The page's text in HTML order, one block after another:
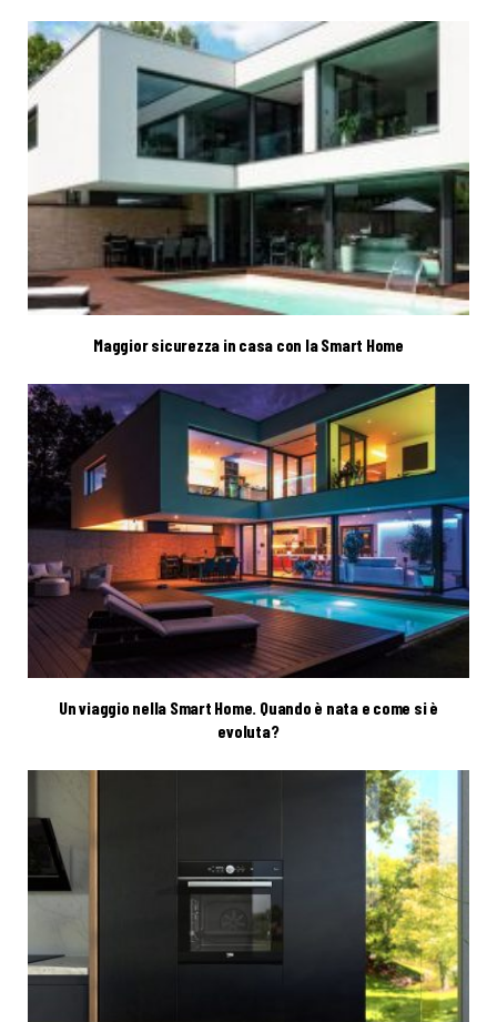
Maggior sicurezza in casa con la Smart Home
Un viaggio nella Smart Home. Quando è nata e come si è
evoluta?